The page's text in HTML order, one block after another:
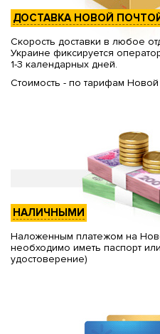
ДОСТАВКА НОВОЙ
Скорость доставки в любое
Украине фиксируется
1-3 календарных дней.
Стоимость - по тарифам
НАЛИЧНЫМИ
Наложенным платежом на
необходимо иметь паспорт
удостоверение)